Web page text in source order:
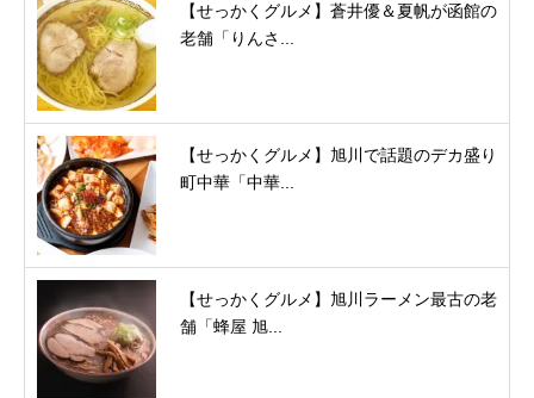
【せっかくグルメ】蒼井優＆夏帆が函館の
老舗「りんさ...
【せっかくグルメ】旭川で話題のデカ盛り
町中華「中華...
【せっかくグルメ】旭川ラーメン最古の老
舗「蜂屋 旭...